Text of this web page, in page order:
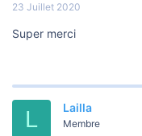
23 Juillet 2020
Super merci
L Lailla
Membre